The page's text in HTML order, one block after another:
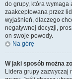
do grupy, która wymaga
zaakceptowana przez
wyjaśnień, dlaczego
negatywnej decyzji,
on swoje powody.
Na górę
W jaki sposób można
Lidera grupy zazwyczaj